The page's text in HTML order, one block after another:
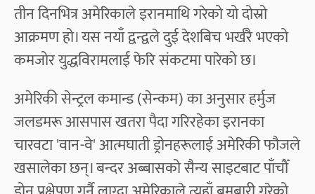
तीन दिनभित्र अमेरिकाले इरानमाथि गरेको यो दोस्रो
आक्रमण हो। यस नयाँ द्वन्द्वले दुई देशबिच भर्खरै भएको
कमजोर युद्धविरामलाई फेरि संकटमा पारेको छ।
अमेरिकी सेन्ट्रल कमान्ड (सेन्कम) का अनुसार हर्मुज
जलडमरू आसपास खतरा पैदा गरिरहेका इरानका
चारवटा 'वान-वे' आत्मघाती ड्रोनहरूलाई अमेरिकी फौजले
खसालेका छन्। बन्दर अब्बासको सैन्य साइटबाट पाँचौँ